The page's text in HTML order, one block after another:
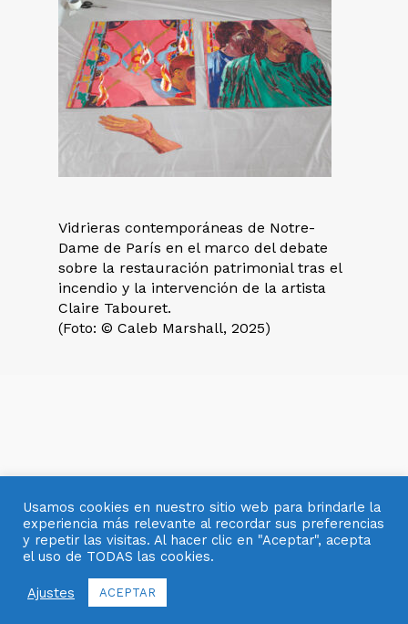
Vidrieras contemporáneas de Notre-
Dame de París en el marco del debate
sobre la restauración patrimonial tras el
incendio y la intervención de la artista
Claire Tabouret.
(Foto: © Caleb Marshall, 2025)
© 2007- 2025 OBJETOS CON VIDRIO
facebookpinterest
Usamos cookies en nuestro sitio web para brindarle la
experiencia más relevante al recordar sus preferencias
y repetir las visitas. Al hacer clic en "Aceptar", acepta
el uso de TODAS las cookies.
Ajustes ACEPTAR